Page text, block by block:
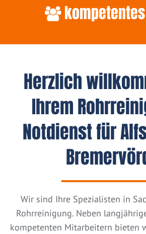
kompetentes
Herzlich
Ihrem
Notdienst für
Wir sind Ihre Spezialisten in
Rohrreinigung. Neben
kompetenten Mitarbeitern bieten